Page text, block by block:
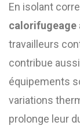
En isolant
calorifugeage
travailleurs
contribue
équipements
variations
prolonge leur